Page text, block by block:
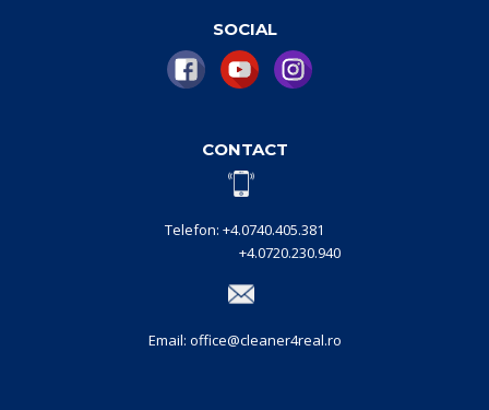
SOCIAL
CONTACT
Telefon: +4.0740.405.381
+4.0720.230.940
Email: office@cleaner4real.ro